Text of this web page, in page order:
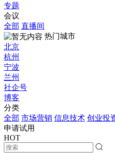
专题
会议
全部 直播间
热门城市
北京
杭州
宁波
兰州
社企号
博客
分类
全部 市场营销 信息技术 创业投
申请试用
HOT